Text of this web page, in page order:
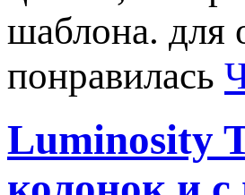
шаблона. для
понравилась
Luminosity